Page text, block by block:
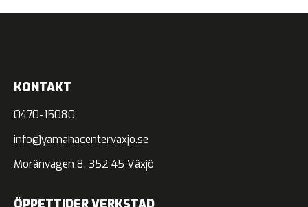
KONTAKT
0470-15080
info@yamahacentervaxjo.se
Moränvägen 8, 352 45 Växjö